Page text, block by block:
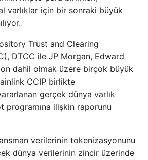
varlıklar için bir sonraki büyük
Trust and Clearing
DTCC ile JP Morgan, Edward
dahil olmak üzere birçok büyük
CCIP birlikte
gerçek dünya varlık
programına ilişkin raporunu
verilerinin tokenizasyonunu
dünya verilerinin zincir üzerinde